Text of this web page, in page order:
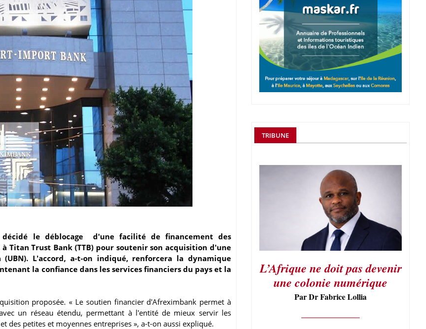
le déblocage d'une facilité de financement des
Titan Trust Bank (TTB) pour soutenir son acquisition d'une
L'accord, a-t-on indiqué, renforcera la dynamique
la confiance dans les services financiers du pays et la
proposée. « Le soutien financier d'Afreximbank permet à
un réseau étendu, permettant à l'entité de mieux servir les
des petites et moyennes entreprises », a-t-on aussi expliqué.
TRIBUNE
L’Afrique ne doit pas devenir
une colonie numérique
Par Dr Fabrice Lollia